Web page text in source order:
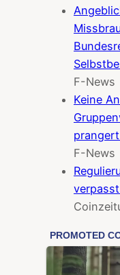
F-News
Keine
F-News